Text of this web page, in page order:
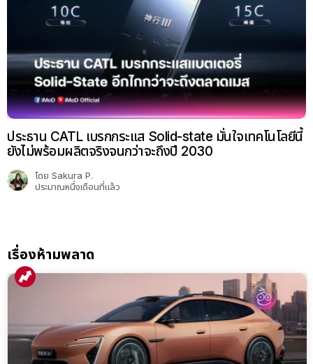
ประธาน CATL เบรกกระแส Solid-state มั่นใจเทคโนโลยีนี้
ยังไม่พร้อมผลิตจริงจนกว่าจะถึงปี 2030
โดย Sakura P.
ประมาณหนึ่งเดือนที่แล้ว
เรื่องห้ามพลาด